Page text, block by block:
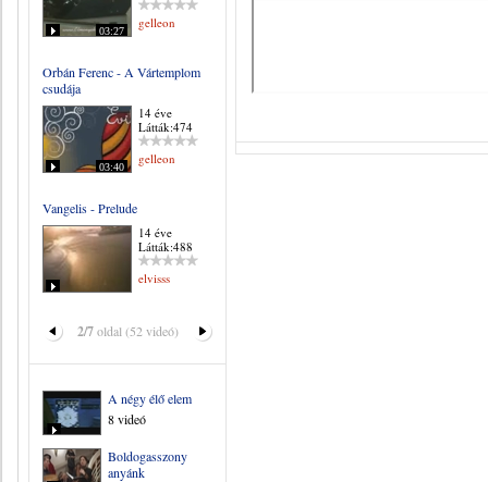
03:27
gelleon
Orbán Ferenc - A Vártemplom
csudája
03:40
14 éve
Látták:474
gelleon
Vangelis - Prelude
14 éve
Látták:488
elvisss
2/7oldal (52 videó)
A négy élő elem
8 videó
Boldogasszony
anyánk